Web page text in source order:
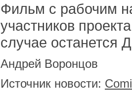
Фильм с рабочим
участников
случае останется
Андрей Воронцов
Источник новости: